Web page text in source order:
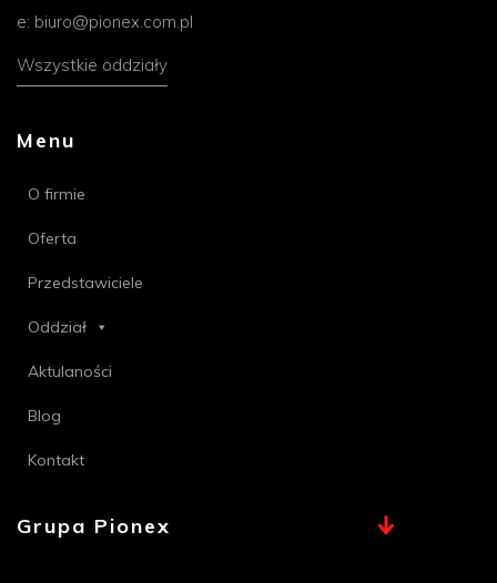
e: biuro@pionex.com.pl
Wszystkie oddziały
Menu
O firmie
Oferta
Przedstawiciele
Oddział
Aktulaności
Blog
Kontakt
Grupa Pionex